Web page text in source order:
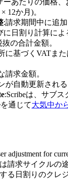
ーあたりの価格、
12か月)。
:請求期間中に追
に日割り計算によ
抜の合計金額。
に基づくVATま
請求金額。
が自動更新される
:Scribeは、サブ
を通じて大気中か
adjustment for
請求サイクルの
る日割りのクレ